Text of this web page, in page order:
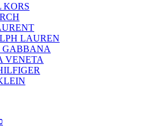
KORS
LAUREN
GABBANA
VENETA